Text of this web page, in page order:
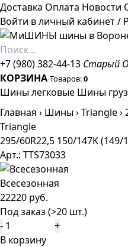
Доставка Оплата Новости
Войти в личный кабинет/
+7 (980) 382-44-13 Старый
КОРЗИНА Товаров:0
Шины легковые Шины
Главная › Шины›Triangle›
Triangle
295/60R22,5 150/147K (149/
Арт.: TTS73033
Всесезонная
22220 руб.
Под заказ (>20 шт.)
-
+
В корзину